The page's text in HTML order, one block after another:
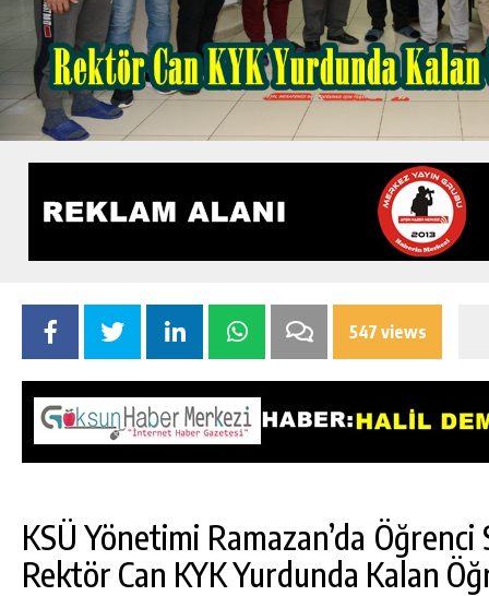
547 views
KSÜ Yönetimi Ramazan’da
Rektör Can KYK Yurdunda Kalan